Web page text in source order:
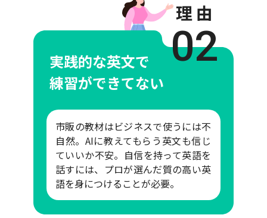
理 由
02
実践的な英文で
練習ができてない
市販の教材はビジネスで使うには不
自然。AIに教えてもらう英文も信じ
ていいか不安。自信を持って英語を
話すには、プロが選んだ質の高い英
語を身につけることが必要。